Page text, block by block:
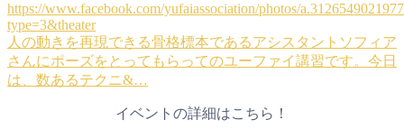
https://www.facebook.com/yufaiassociation/photos/
type=3&theater
人の動きを再現できる骨格標本であるアシスタントソフィア
さんにポーズをとってもらってのユーファイ講習です。今日
は、数あるテクニ&…
イベントの詳細はこちら！